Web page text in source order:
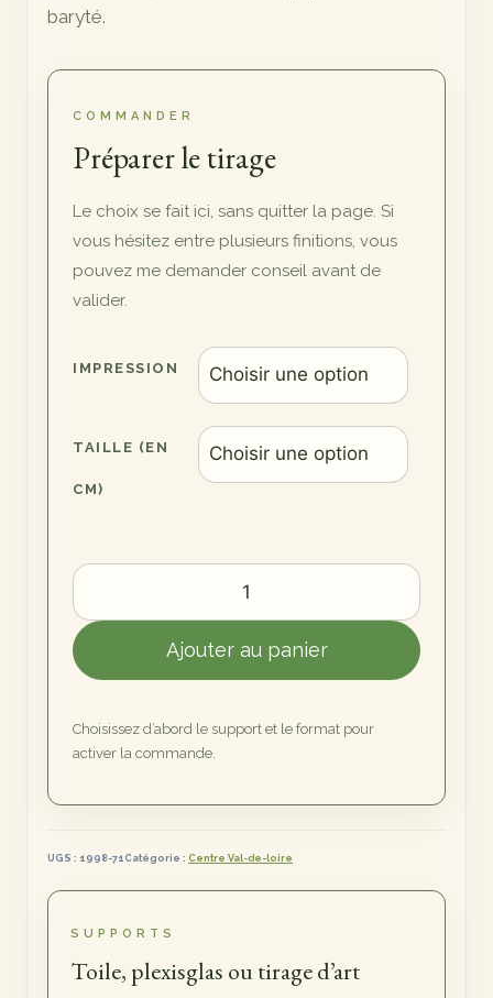
baryté.
COMMANDER
Préparer le tirage
Le choix se fait ici, sans quitter la page. Si
vous hésitez entre plusieurs finitions, vous
pouvez me demander conseil avant de
valider.
IMPRESSION
TAILLE (EN
CM)
quantité
de
Château
Chaumont-
Loire
Ajouter au panier
Choisissez d’abord le support et le format pour
activer la commande.
UGS : 1998-71Catégorie : Centre Val-de-loire
SUPPORTS
Toile, plexisglas ou tirage d’art